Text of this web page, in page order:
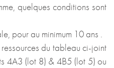
quelques conditions sont
pour au minimum 10 ans .
du tableau ci-joint
4A3 (lot 8) & 4B5 (lot 5) ou